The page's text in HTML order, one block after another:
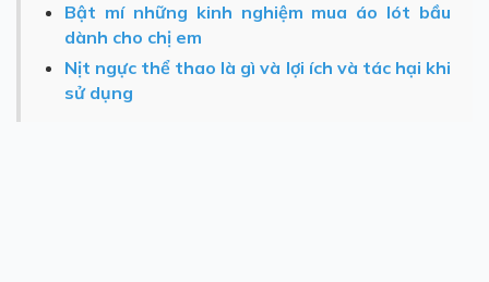
Bật mí những kinh nghiệm mua áo lót bầu
dành cho chị em
Nịt ngực thể thao là gì và lợi ích và tác hại khi
sử dụng